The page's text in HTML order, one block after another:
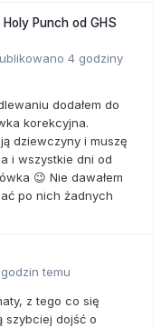
Punch od GHS
4 godziny
dodałem do
korekcyjna.
dziewczyny i muszę
i wszystkie dni od
😉 Nie dawałem
po nich żadnych
temu
z tego co się
szybciej dojść o